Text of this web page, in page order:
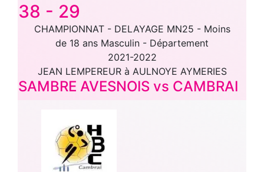
38 - 29
CHAMPIONNAT - DELAYAGE MN25 - Moins
de 18 ans Masculin - Département
2021-2022
JEAN LEMPEREUR à AULNOYE AYMERIES
SAMBRE AVESNOIS vs CAMBRAI